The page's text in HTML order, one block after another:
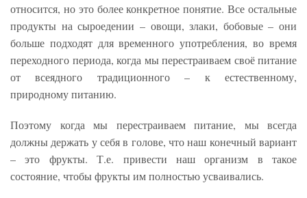
относится, но это более конкретное понятие. Все остальные
продукты на сыроедении – овощи, злаки, бобовые – они
больше подходят для временного употребления, во время
переходного периода, когда мы перестраиваем своё питание
от всеядного традиционного – к естественному,
природному питанию.
Поэтому когда мы перестраиваем питание, мы всегда
должны держать у себя в голове, что наш конечный вариант
– это фрукты. Т.е. привести наш организм в такое
состояние, чтобы фрукты им полностью усваивались.